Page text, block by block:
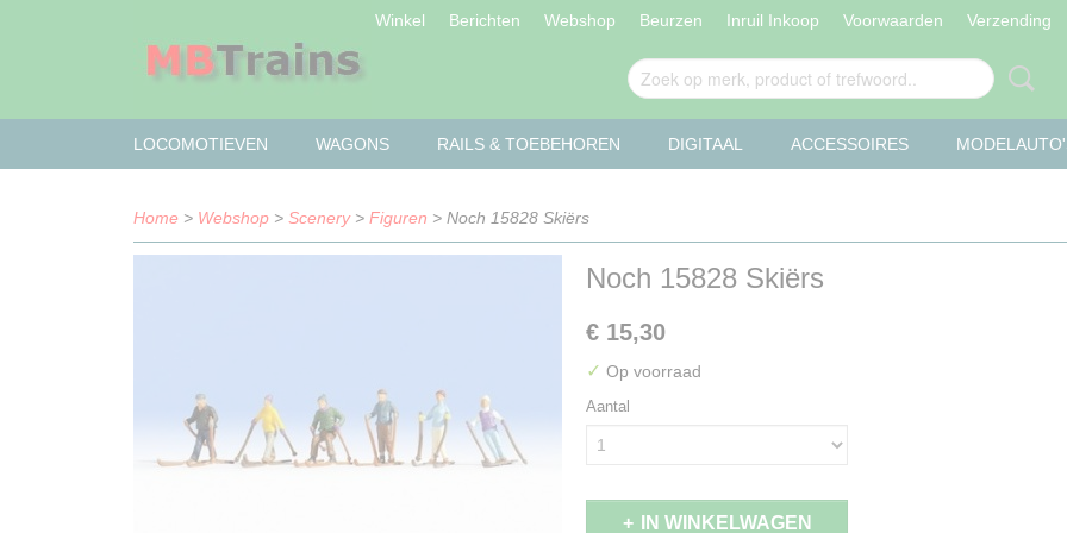
Winkel Berichten Webshop Beurzen Inruil Inkoop Voorwaarden Verzending
LOCOMOTIEVEN WAGONS RAILS & TOEBEHOREN DIGITAAL ACCESSOIRES
Home > Webshop > Scenery> Figuren > Noch 15828 Skiërs
Noch 15828 Skiërs
€ 15,30
✓ Op voorraad
Aantal
IN WINKELWAGEN